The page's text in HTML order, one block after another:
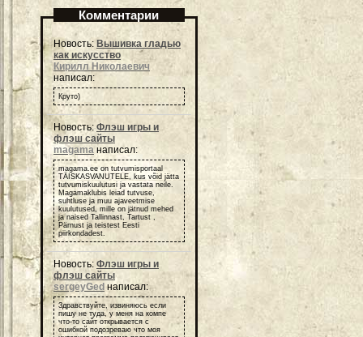
Комментарии
Новость: Вышивка гладью
как искусство
Кирилл Николаевич
написал:
Круто)
Новость:Флэш игры и
флэш сайты
magama написал:
magama.ee on tutvumisportaal
TÄISKASVANUTELE, kus võid jätta
tutvumiskuulutusi ja vastata neile.
Magamaklubis leiad tutvuse,
suhtluse ja muu ajaveetmise
kuulutused, mille on jätnud mehed
ja naised Tallinnast, Tartust ,
Pärnust ja teistest Eesti
piirkondadest.
Новость: Флэш игры и
флэш сайты
sergeyGedнаписал:
Здравствуйте, извиняюсь если
пишу не туда, у меня на компе
что-то сайт открывается с
ошибкой подозреваю что моя